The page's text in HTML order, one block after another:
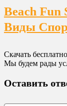
Beach Fun
Виды
Скачать
Мы будем рады
Оставить